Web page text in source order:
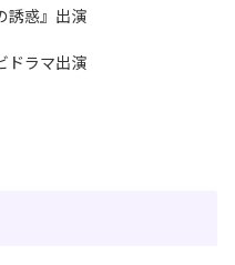
誘惑』出演
ドラマ出演